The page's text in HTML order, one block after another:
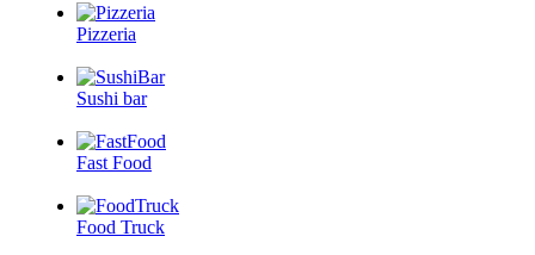
Pizzeria
Sushi bar
Fast Food
Food Truck